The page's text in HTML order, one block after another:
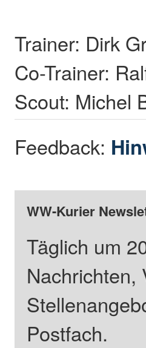
Trainer: Dirk
Co-Trainer:
Scout: Michel
Feedback:
WW-Kurier
Täglich um
Nachrichten,
Postfach.